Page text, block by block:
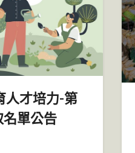
人才培力-第
單公告